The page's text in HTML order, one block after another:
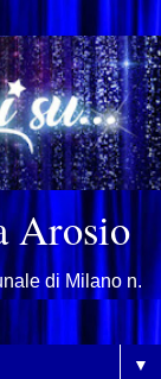
Arosio
di Milano n.
▼